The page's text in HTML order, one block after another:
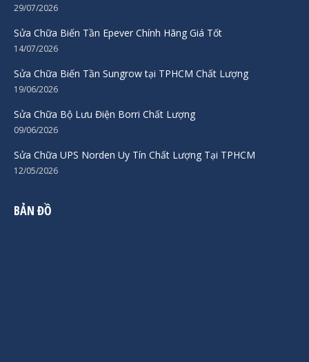
29/07/2026
Sửa Chữa Biến Tần Epever Chính Hãng Giá Tốt
14/07/2026
Sửa Chữa Biến Tần Sungrow tại TPHCM Chất Lượng
19/06/2026
Sửa Chữa Bộ Lưu Điện Borri Chất Lượng
09/06/2026
Sửa Chữa UPS Norden Uy Tín Chất Lượng Tại TPHCM
12/05/2026
BẢN ĐỒ